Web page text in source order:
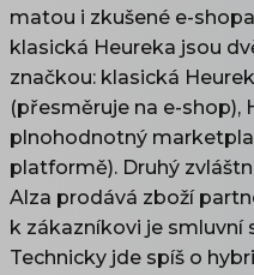
matou i zkušené e-
klasická Heureka jsou
značkou: klasická
(přesměruje na e-shop),
plnohodnotný
platformě). Druhý
Alza prodává zboží
k zákazníkovi je smluvní
Technicky jde spíš o